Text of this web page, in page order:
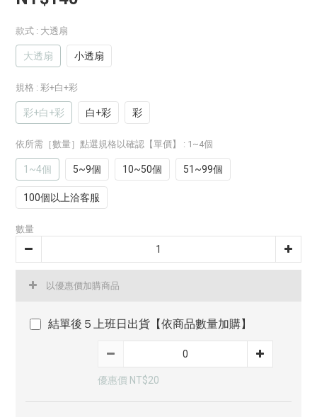
款式 : 大透扇
大透扇 小透扇
規格 : 彩+白+彩
彩+白+彩 白+彩 彩
依所需［數量］點選規格以確認【單價】 : 1~4個
1~4個 5~9個 10~50個 51~99個
100個以上洽客服
數量
以優惠價加購商品
結單後５上班日出貨【依商品數量加購】
優惠價 NT$20